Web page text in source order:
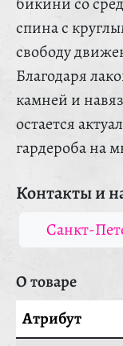
спина с
свободу
Благодаря
камней и
остается
гардероба на
Контакты и
Санкт-
О товаре
Атрибут